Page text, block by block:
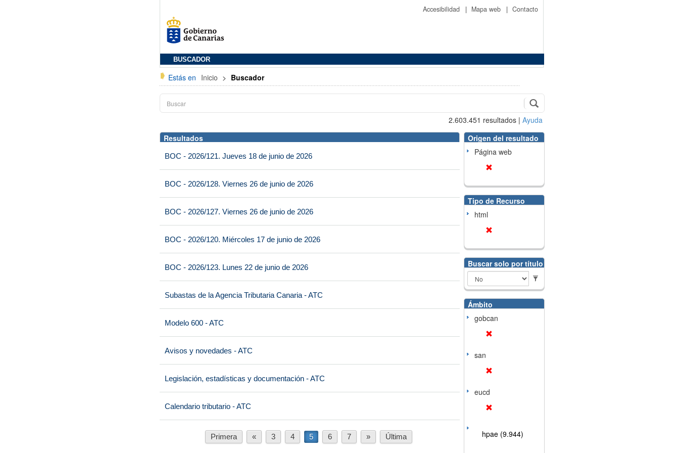
Accesibilidad | Mapa web | Contacto
BUSCADOR
Estás en Inicio > Buscador
2.603.451 resultados | Ayuda
Resultados
BOC - 2026/121. Jueves 18 de junio de 2026
BOC - 2026/128. Viernes 26 de junio de 2026
BOC - 2026/127. Viernes 26 de junio de 2026
BOC - 2026/120. Miércoles 17 de junio de 2026
BOC - 2026/123. Lunes 22 de junio de 2026
Subastas de la Agencia Tributaria Canaria - ATC
Modelo 600 - ATC
Avisos y novedades - ATC
Legislación, estadísticas y documentación - ATC
Calendario tributario - ATC
Primera « 3 4 5 6 7 » Última
Origen del resultado
Página web
Tipo de Recurso
html
Buscar solo por título
Ámbito
gobcan
san
eucd
hpae (9.944)